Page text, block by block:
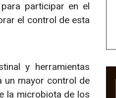
participar en el
el control de esta
y herramientas
un mayor control de
la microbiota de los